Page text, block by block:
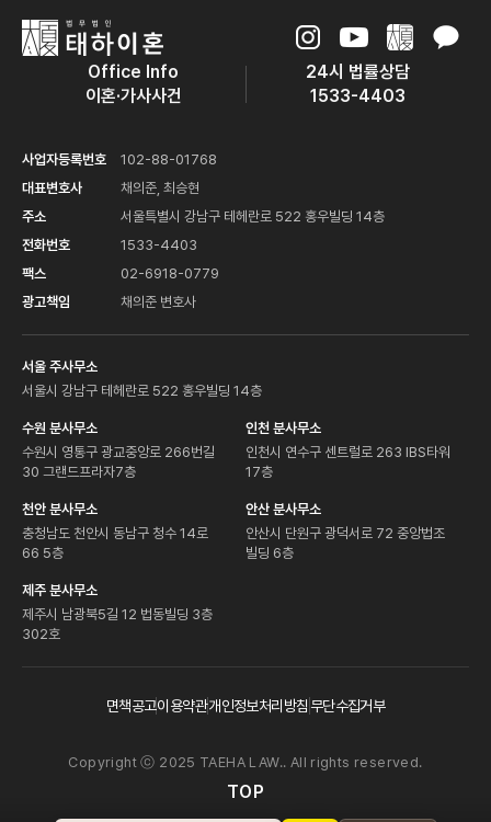
Office Info
이혼·가사사건
24시 법률상담
1533-4403
사업자등록번호
102-88-01768
대표변호사
채의준, 최승현
주소
서울특별시 강남구 테헤란로 522 홍우빌딩 14층
전화번호
1533-4403
팩스
02-6918-0779
광고책임
채의준 변호사
서울 주사무소
서울시 강남구 테헤란로 522 홍우빌딩 14층
수원 분사무소
수원시 영통구 광교중앙로 266번길
30 그랜드프라자7층
인천 분사무소
인천시 연수구 센트럴로 263 IBS타워
17층
천안 분사무소
충청남도 천안시 동남구 청수 14로
66 5층
안산 분사무소
안산시 단원구 광덕서로 72 중앙법조
빌딩 6층
제주 분사무소
제주시 남광북5길 12 법동빌딩 3층
302호
면책공고이용약관개인정보처리방침무단수집거부
Copyright ⓒ 2025 TAEHA LAW.. All rights reserved.
TOP